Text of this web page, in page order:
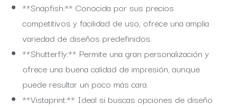
**Snapfish:** Conocida por sus precios
competitivos y facilidad de uso, ofrece una amplia
variedad de diseños predefinidos.
**Shutterfly:** Permite una gran personalización y
ofrece una buena calidad de impresión, aunque
puede resultar un poco más cara.
**Vistaprint:** Ideal si buscas opciones de diseño